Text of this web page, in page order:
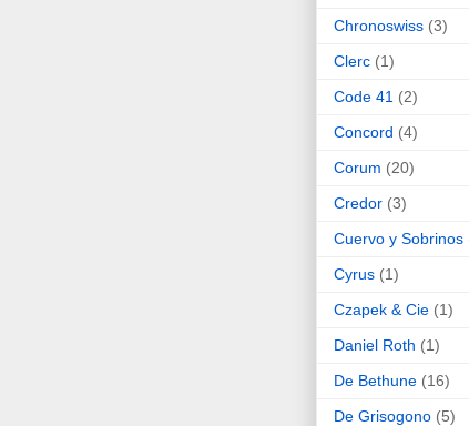
Chronoswiss (3)
Clerc (1)
Code 41 (2)
Concord (4)
Corum (20)
Credor (3)
Cuervo y Sobrinos
Cyrus (1)
Czapek & Cie (1)
Daniel Roth (1)
De Bethune (16)
De Grisogono (5)